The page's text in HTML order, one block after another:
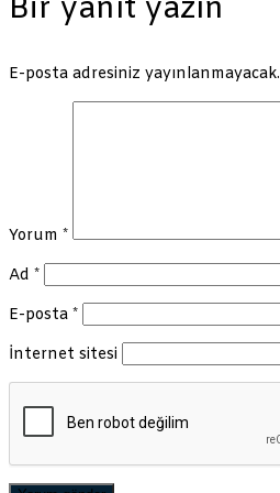
Bir yanıt yazın
E-posta adresiniz yayınlanmayacak.
Yorum *
Ad *
E-posta *
İnternet sitesi